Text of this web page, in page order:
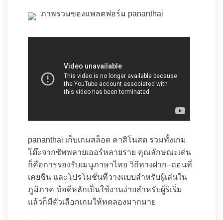
ภาพรวมของแพลตฟอร์ม pananthai
pananthai เก็บเกมสล็อต คาสิโนสด รวมทั้งเกม
โต๊ะจากซัพพลายเออร์หลายราย คุณลักษณะเด่น
ก็คือการรองรับเมนูภาษาไทย วิถีทางฝาก–ถอนที่
เคยชิน และโปรโมชั่นที่วางแบบสำหรับผู้เล่นใน
ภูมิภาค ข้อดีหลักเป็นใช้งานง่ายสำหรับผู้ริเริ่ม
แล้วก็มีตัวเลือกเกมให้ทดลองมากมาย